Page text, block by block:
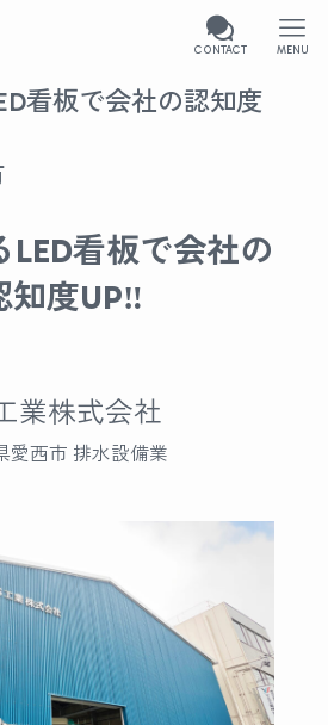
CONTACT MENU
看板で会社の認知度
LED看板で会社の
知度UP‼︎
業株式会社
愛西市 排水設備業